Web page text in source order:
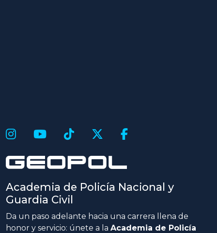
Academia de Policía Nacional y
Guardia Civil
Da un paso adelante hacia una carrera llena de
honor y servicio: únete a la Academia de Policía